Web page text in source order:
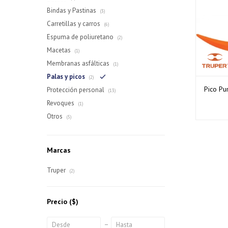
Pico
Bindas y Pastinas (3)
Carretillas y carros (6)
Espuma de poliuretano (2)
Macetas (1)
Membranas asfálticas (1)
Palas y picos (2)
Protección personal (13)
Revoques (1)
Otros (5)
Marcas
Truper (2)
Precio ($)